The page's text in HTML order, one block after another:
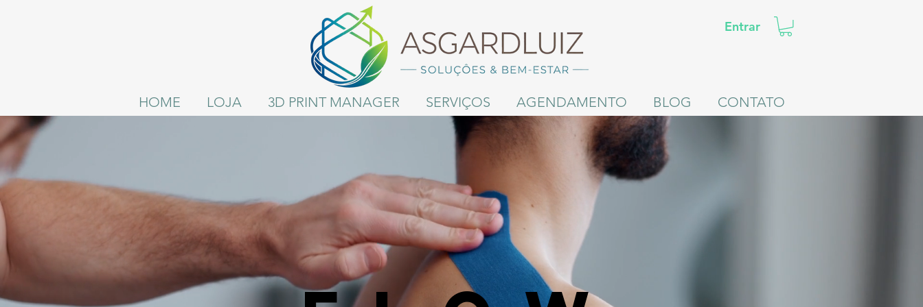
Entrar
HOME LOJA 3D PRINT MANAGER SERVIÇOS AGENDAMENTO BLOG CONTATO